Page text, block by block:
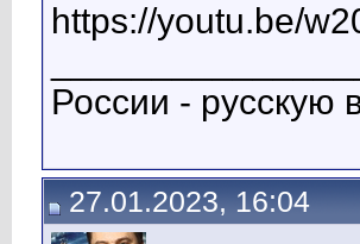
https://youtu.be/
России - русскую
27.01.2023, 16:04